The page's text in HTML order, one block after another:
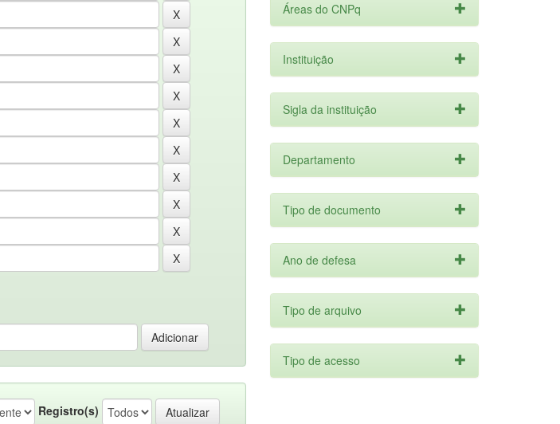
Registro(s)
Áreas do CNPq
Instituição
Sigla da instituição
Departamento
Tipo de documento
Ano de defesa
Tipo de arquivo
Tipo de acesso